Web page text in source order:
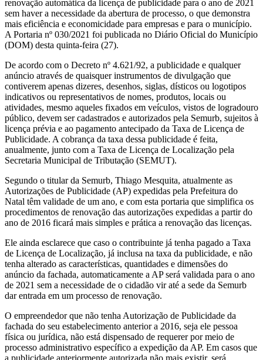
renovação automática da licença de publicidade para o ano de 2021
sem haver a necessidade da abertura de processo, o que demonstra
mais eficiência e economicidade para empresas e para o município.
A Portaria nº 030/2021 foi publicada no Diário Oficial do Município
(DOM) desta quinta-feira (27).
De acordo com o Decreto nº 4.621/92, a publicidade e qualquer
anúncio através de quaisquer instrumentos de divulgação que
contiverem apenas dizeres, desenhos, siglas, dísticos ou logotipos
indicativos ou representativos de nomes, produtos, locais ou
atividades, mesmo aqueles fixados em veículos, vistos de logradouro
público, devem ser cadastrados e autorizados pela Semurb, sujeitos à
licença prévia e ao pagamento antecipado da Taxa de Licença de
Publicidade. A cobrança da taxa dessa publicidade é feita,
anualmente, junto com a Taxa de Licença de Localização pela
Secretaria Municipal de Tributação (SEMUT).
Segundo o titular da Semurb, Thiago Mesquita, atualmente as
Autorizações de Publicidade (AP) expedidas pela Prefeitura do
Natal têm validade de um ano, e com esta portaria que simplifica os
procedimentos de renovação das autorizações expedidas a partir do
ano de 2016 ficará mais simples e prática a renovação das licenças.
Ele ainda esclarece que caso o contribuinte já tenha pagado a Taxa
de Licença de Localização, já inclusa na taxa da publicidade, e não
tenha alterado as características, quantidades e dimensões do
anúncio da fachada, automaticamente a AP será validada para o ano
de 2021 sem a necessidade de o cidadão vir até a sede da Semurb
dar entrada em um processo de renovação.
O empreendedor que não tenha Autorização de Publicidade da
fachada do seu estabelecimento anterior a 2016, seja ele pessoa
física ou jurídica, não está dispensado de requerer por meio de
processo administrativo específico a expedição da AP. Em casos que
a publicidade anteriormente autorizada não mais existir, será